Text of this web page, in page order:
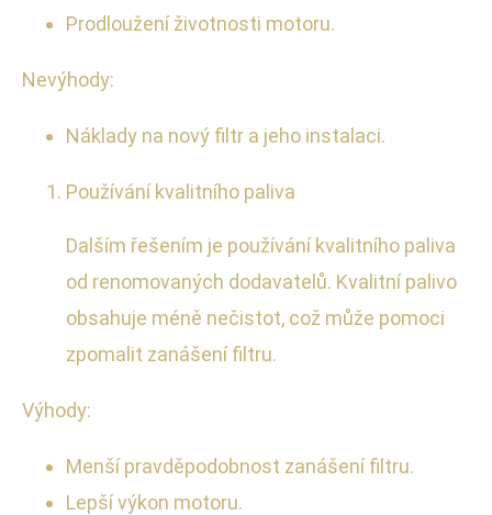
Prodloužení životnosti motoru.
Nevýhody:
Náklady na nový filtr a jeho instalaci.
Používání kvalitního paliva
Dalším řešením je používání kvalitního paliva
od renomovaných dodavatelů. Kvalitní palivo
obsahuje méně nečistot, což může pomoci
zpomalit zanášení filtru.
Výhody:
Menší pravděpodobnost zanášení filtru.
Lepší výkon motoru.